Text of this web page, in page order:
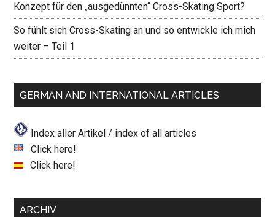
Konzept für den „ausgedünnten“ Cross-Skating Sport?
So fühlt sich Cross-Skating an und so entwickle ich mich
weiter – Teil 1
GERMAN AND INTERNATIONAL ARTICLES
Index aller Artikel / index of all articles
Click here!
Click here!
ARCHIV